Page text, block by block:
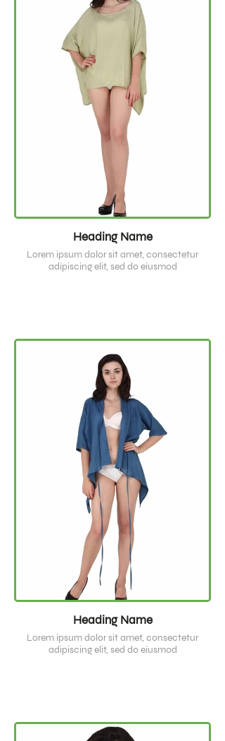
Heading Name
Lorem ipsum dolor sit amet, consectetur
adipiscing elit, sed do eiusmod
Heading Name
Lorem ipsum dolor sit amet, consectetur
adipiscing elit, sed do eiusmod